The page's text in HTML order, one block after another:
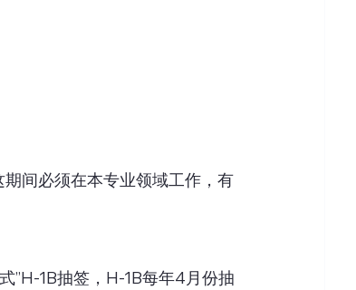
间必须在本专业领域工作，有
”H-1B抽签，H-1B每年4月份抽